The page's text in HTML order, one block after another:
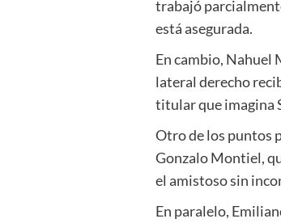
trabajó
está asegurada.
En cambio, Nahuel
lateral derecho
titular que imagina
Otro de los puntos
Gonzalo Montiel,
el amistoso sin
En paralelo,